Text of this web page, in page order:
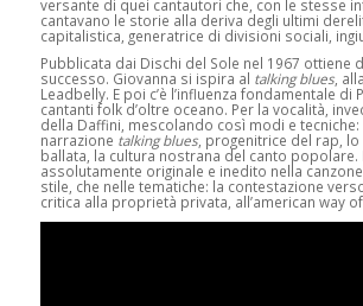
versante di quei cantautori che, con le stesse
cantavano le storie alla deriva degli ultimi
capitalistica, generatrice di divisioni sociali,
Pubblicata dai Dischi del Sole nel 1967 ottiene
successo. Giovanna si ispira al talking blues,
Leadbelly. E poi c’è l’influenza fondamentale di
cantanti folk d’oltre oceano. Per la vocalità,
della Daffini, mescolando così modi e tecniche:
narrazione talking blues, progenitrice del rap,
ballata, la cultura nostrana del canto popolare.
assolutamente originale e inedito nella
stile, che nelle tematiche: la contestazione
critica alla proprietà privata, all’american way